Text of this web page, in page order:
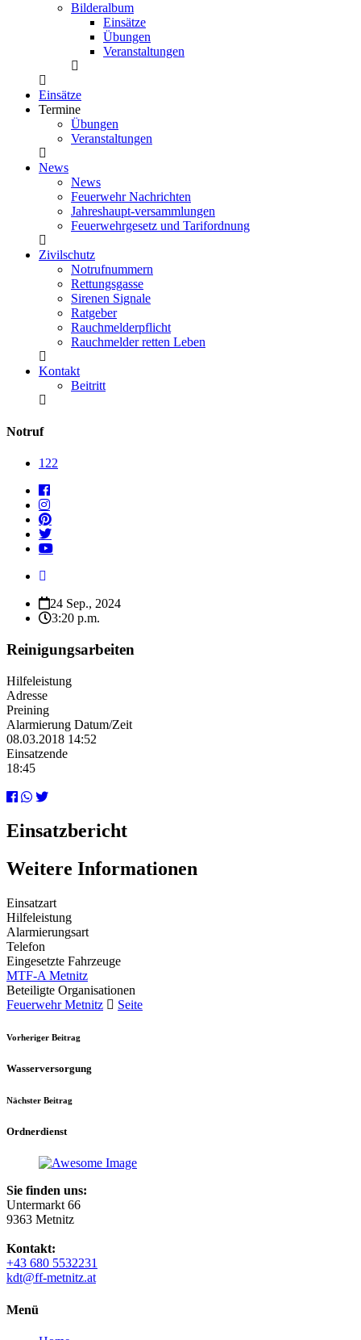
Bilderalbum
Einsätze
Übungen
Veranstaltungen
Einsätze
Termine
Übungen
Veranstaltungen
News
News
Feuerwehr Nachrichten
Jahreshaupt-versammlungen
Feuerwehrgesetz und Tarifordnung
Zivilschutz
Notrufnummern
Rettungsgasse
Sirenen Signale
Ratgeber
Rauchmelderpflicht
Rauchmelder retten Leben
Kontakt
Beitritt
Notruf
122
24 Sep., 2024
3:20 p.m.
Reinigungsarbeiten
Hilfeleistung
Adresse
Preining
Alarmierung Datum/Zeit
08.03.2018 14:52
Einsatzende
18:45
Einsatzbericht
Weitere Informationen
Einsatzart
Hilfeleistung
Alarmierungsart
Telefon
Eingesetzte Fahrzeuge
MTF-A Metnitz
Beteiligte Organisationen
Feuerwehr Metnitz
Seite
Vorheriger Beitrag
Wasserversorgung
Nächster Beitrag
Ordnerdienst
Sie finden uns:
Untermarkt 66
9363 Metnitz
Kontakt:
+43 680 5532231
kdt@ff-metnitz.at
Menü